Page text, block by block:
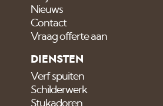
Nieuws
Contact
Vraag offerte aan
DIENSTEN
Verf spuiten
Schilderwerk
Stukadoren